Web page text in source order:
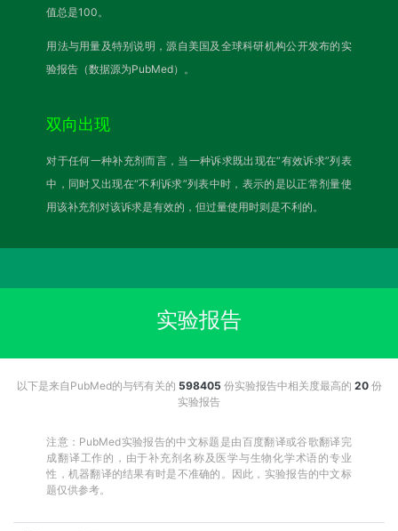
值总是100。
用法与用量及特别说明，源自美国及全球科研机构公开发布的实
验报告（数据源为PubMed）。
双向出现
对于任何一种补充剂而言，当一种诉求既出现在“有效诉求”列表
中，同时又出现在“不利诉求”列表中时，表示的是以正常剂量使
用该补充剂对该诉求是有效的，但过量使用时则是不利的。
实验报告
以下是来自PubMed的与钙有关的 598405 份实验报告中相关度最高的 20份
实验报告
注意：PubMed实验报告的中文标题是由百度翻译或谷歌翻译完
成翻译工作的，由于补充剂名称及医学与生物化学术语的专业
性，机器翻译的结果有时是不准确的。因此，实验报告的中文标
题仅供参考。